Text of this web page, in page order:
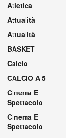
Atletica
Attualità
Attualità
BASKET
Calcio
CALCIO A 5
Cinema E
Spettacolo
Cinema E
Spettacolo